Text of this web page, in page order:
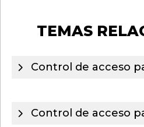
TEMAS
Control de acceso
Control de acceso